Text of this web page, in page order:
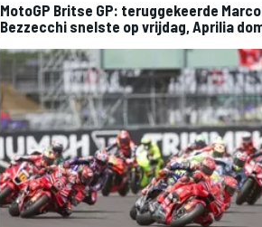
MotoGP Britse GP: teruggekeerde Marco
Bezzecchi snelste op vrijdag, Aprilia